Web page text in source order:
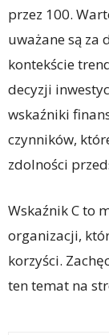
przez 100.
uważane są za
kontekście
decyzji
wskaźniki
czynników,
zdolności
Wskaźnik C to
organizacji,
korzyści.
ten temat na